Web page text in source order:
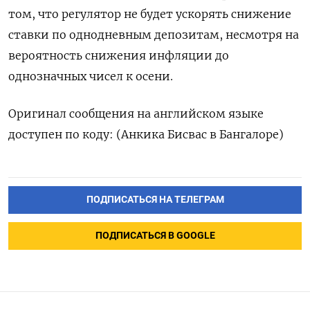
том, что регулятор не будет ускорять снижение
ставки по однодневным депозитам, несмотря на
вероятность снижения инфляции до
однозначных чисел к осени.
Оригинал сообщения на английском языке
доступен по коду: (Анкика Бисвас в Бангалоре)
ПОДПИСАТЬСЯ НА ТЕЛЕГРАМ
ПОДПИСАТЬСЯ В GOOGLE